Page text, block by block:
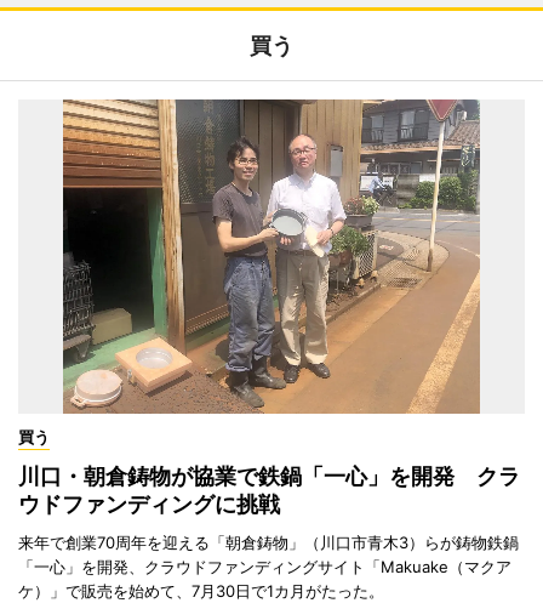
買う
買う
川口・朝倉鋳物が協業で鉄鍋「一心」を開発 クラ
ウドファンディングに挑戦
来年で創業70周年を迎える「朝倉鋳物」（川口市青木3）らが鋳物鉄鍋
「一心」を開発、クラウドファンディングサイト「Makuake（マクア
ケ）」で販売を始めて、7月30日で1カ月がたった。